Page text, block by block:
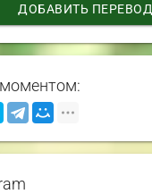
ДОБАВИТЬ ПЕРЕВОД